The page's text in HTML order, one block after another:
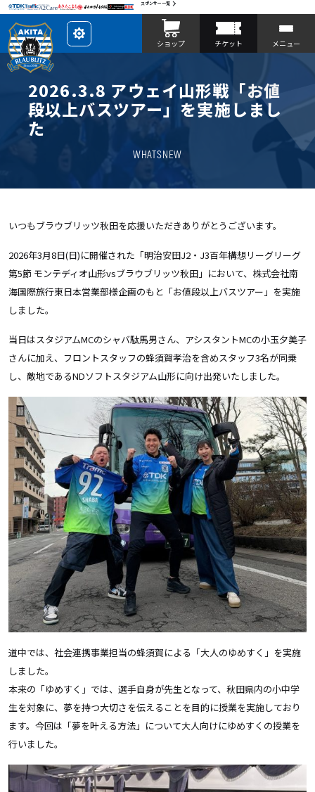
スポンサー一覧
レ
イ
ア
を
カ
ス
タ
マ
ショップ チケット メニュー
2026.3.8 アウェイ山形戦「お値
段以上バスツアー」を実施しまし
た
WHATSNEW
いつもブラウブリッツ秋田を応援いただきありがとうございます。
2026年3月8日(日)に開催された「明治安田J2・J3百年構想リーグリーグ
第5節 モンテディオ山形vsブラウブリッツ秋田」において、株式会社南
海国際旅行東日本営業部様企画のもと「お値段以上バスツアー」を実施
しました。
当日はスタジアムMCのシャバ駄馬男さん、アシスタントMCの小玉夕美子
さんに加え、フロントスタッフの蜂須賀孝治を含めスタッフ3名が同乗
し、敵地であるNDソフトスタジアム山形に向け出発いたしました。
道中では、社会連携事業担当の蜂須賀による「大人のゆめすく」を実施
しました。
本来の「ゆめすく」では、選手自身が先生となって、秋田県内の小中学
生を対象に、夢を持つ大切さを伝えることを目的に授業を実施しており
ます。今回は「夢を叶える方法」について大人向けにゆめすくの授業を
行いました。